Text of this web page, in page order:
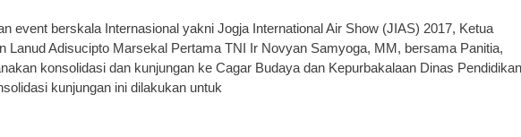
event berskala Internasional yakni Jogja International Air Show (JIAS) 2017, Ketua
Lanud Adisucipto Marsekal Pertama TNI Ir Novyan Samyoga, MM, bersama Panitia,
konsolidasi dan kunjungan ke Cagar Budaya dan Kepurbakalaan Dinas Pendidikan
kunjungan ini dilakukan untuk